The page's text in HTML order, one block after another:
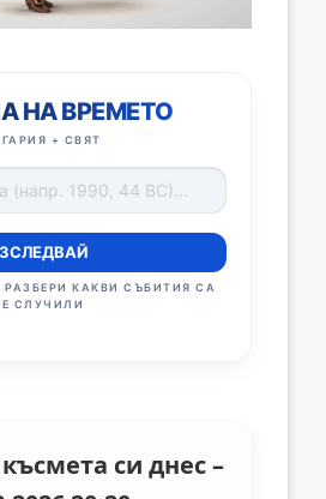
НА ВРЕМЕТО
+ СВЯТ
КАКВИ СЪБИТИЯ СА
СЛУЧИЛИ
си днес –